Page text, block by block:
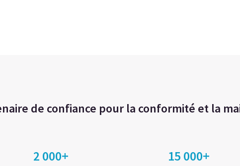
de confiance pour la conformité et la
2 000+ 15 000+